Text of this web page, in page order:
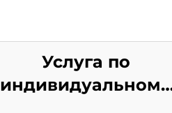
Услуга по
индивидуальному